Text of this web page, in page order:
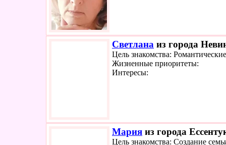
Светлана из города
Цель знакомства:
Жизненные приоритеты:
Интересы:
Мария из города
Цель знакомства: Создание